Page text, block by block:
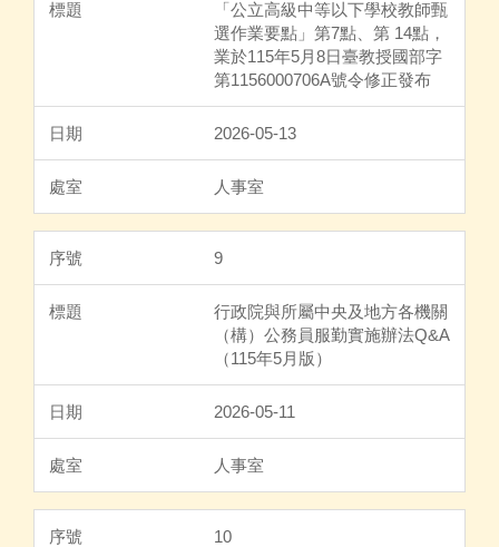
「公立高級中等以下學校教師甄
選作業要點」第7點、第 14點，
業於115年5月8日臺教授國部字
第1156000706A號令修正發布
2026-05-13
人事室
9
行政院與所屬中央及地方各機關
（構）公務員服勤實施辦法Q&A
（115年5月版）
2026-05-11
人事室
10